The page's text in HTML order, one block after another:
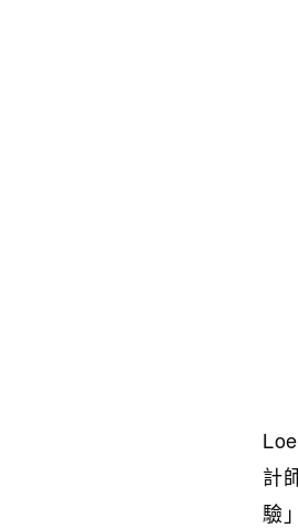
計
驗